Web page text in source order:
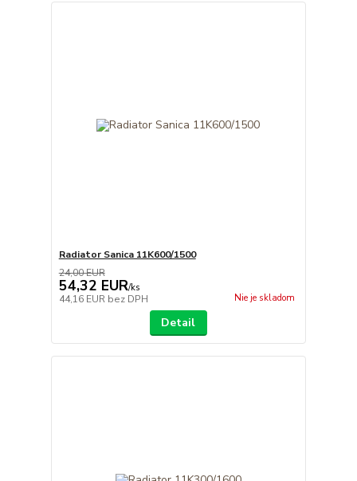
Radiator Sanica 11K600/1500
24,00 EUR
54,32 EUR/ks
44,16 EUR bez DPH Nie je skladom
Detail